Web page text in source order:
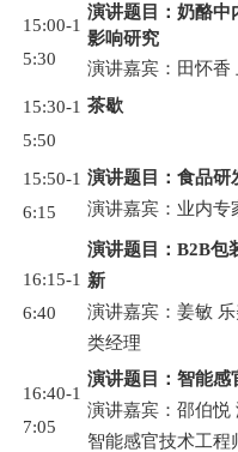
15:00-1
5:30
演讲题目：奶酪中
影响研究
演讲嘉宾：田怀香
15:30-1
5:50
茶歇
15:50-1
6:15
演讲题目：食品研
演讲嘉宾：业内专
16:15-1
6:40
演讲题目：B2B包
新
演讲嘉宾：姜敏
类经理
16:40-1
7:05
演讲题目：智能感
演讲嘉宾：邵伯悦
智能感官技术工程